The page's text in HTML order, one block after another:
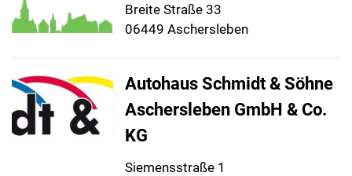
Breite Straße 33
06449 Aschersleben
Autohaus Schmidt & Söhne
Aschersleben GmbH & Co.
KG
Siemensstraße 1